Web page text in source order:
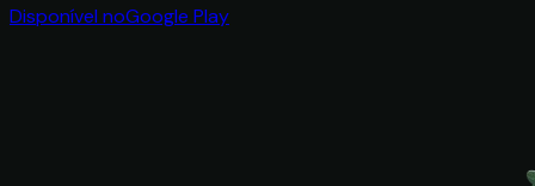
Disponível noGoogle Play